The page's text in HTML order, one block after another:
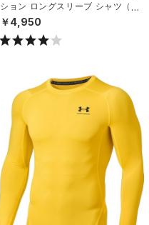
ション ロングスリーブ シャツ（ト
レーニング/MEN）
￥4,950